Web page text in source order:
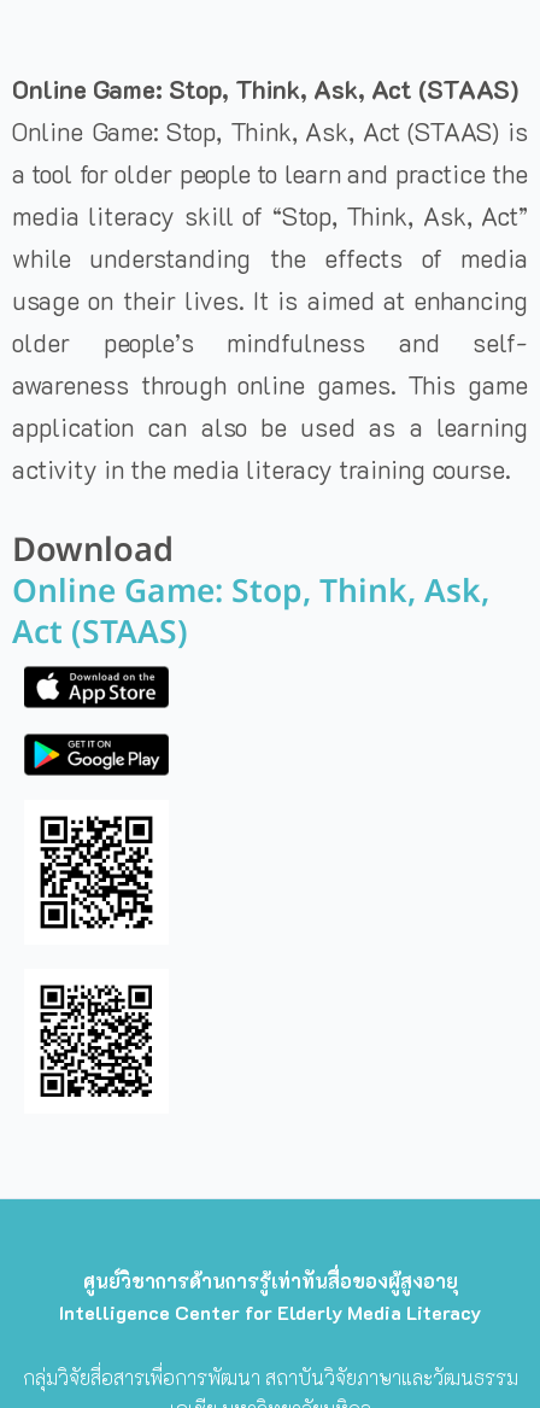
Online Game: Stop, Think, Ask, Act (STAAS)
Online Game: Stop, Think, Ask, Act (STAAS) is
a tool for older people to learn and practice the
media literacy skill of “Stop, Think, Ask, Act”
while understanding the effects of media
usage on their lives. It is aimed at enhancing
older people’s mindfulness and self-
awareness through online games. This game
application can also be used as a learning
activity in the media literacy training course.
Download
Online Game: Stop, Think, Ask,
Act (STAAS)
ศูนย์วิชาการด้านการรู้เท่าทันสื่อของผู้สูงอายุ
Intelligence Center for Elderly Media Literacy
กลุ่มวิจัยสื่อสารเพื่อการพัฒนา สถาบันวิจัยภาษาและวัฒนธรรม